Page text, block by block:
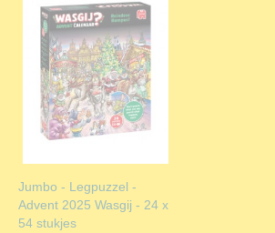
Jumbo - Legpuzzel -
Advent 2025 Wasgij - 24 x
54 stukjes